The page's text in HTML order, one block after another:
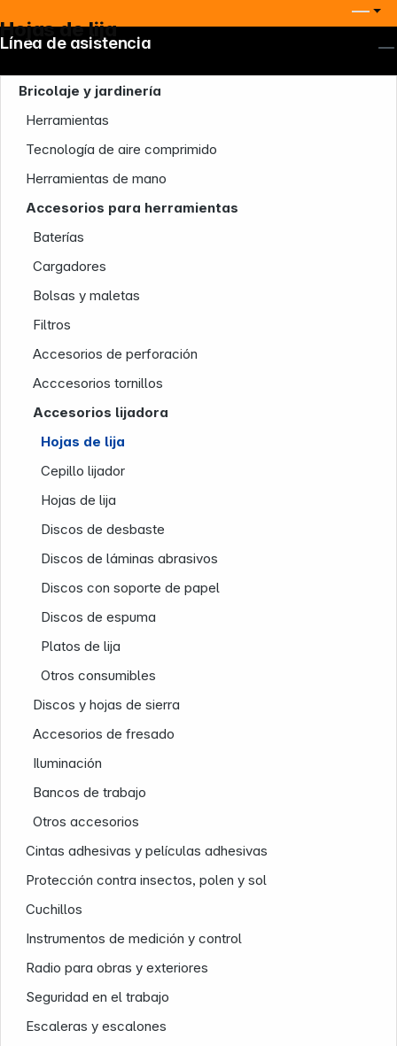
Hojas de lija
Bricolaje y jardinería
Herramientas
Tecnología de aire comprimido
Herramientas de mano
Accesorios para herramientas
Baterías
Cargadores
Bolsas y maletas
Filtros
Accesorios de perforación
Acccesorios tornillos
Accesorios lijadora
Hojas de lija
Cepillo lijador
Hojas de lija
Discos de desbaste
Discos de láminas abrasivos
Discos con soporte de papel
Discos de espuma
Platos de lija
Otros consumibles
Discos y hojas de sierra
Accesorios de fresado
Iluminación
Bancos de trabajo
Otros accesorios
Cintas adhesivas y películas adhesivas
Protección contra insectos, polen y sol
Cuchillos
Instrumentos de medición y control
Radio para obras y exteriores
Seguridad en el trabajo
Escaleras y escalones
Línea de asistencia
Nuestra empresa